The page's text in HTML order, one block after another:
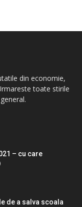
din economie,
toate stirile
– cu care
de a salva scoala